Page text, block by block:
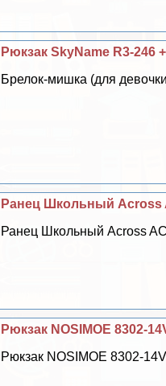
Рюкзак SkyName R3-246
Брелок-мишка (для
Ранец Школьный Across
Ранец Школьный Across
Рюкзак NOSIMOE 8302-
Рюкзак NOSIMOE 8302-